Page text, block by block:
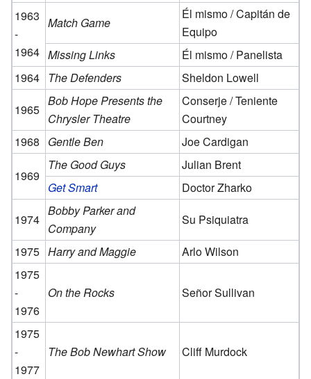
1963
-
1964
Match Game
Él mismo / Capitán de
Equipo
Missing Links
Él mismo / Panelista
1964 The Defenders
Sheldon Lowell
1965
Bob Hope Presents the
Chrysler Theatre
Conserje / Teniente
Courtney
1968
Gentle Ben Joe Cardigan
1969
The Good Guys
Julian Brent
Get Smart
Doctor Zharko
1974
Bobby Parker and
Company
Su Psiquiatra
1975 Harry and Maggie
Arlo Wilson
1975
-
1976
On the Rocks Señor Sullivan
1975
-
1977
The Bob Newhart Show Cliff Murdock